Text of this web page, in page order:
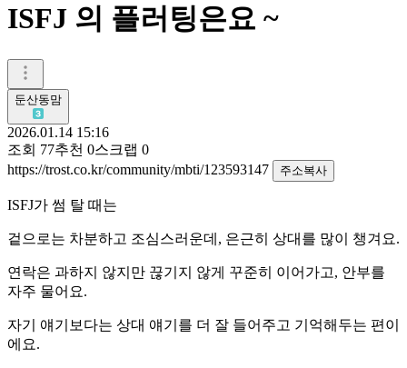
ISFJ 의 플러팅은요 ~
둔산동맘
2026.01.14 15:16
조회 77추천 0스크랩 0
https://trost.co.kr/community/mbti/123593147
주소복사
ISFJ가 썸 탈 때는
겉으로는 차분하고 조심스러운데, 은근히 상대를 많이 챙겨요.
연락은 과하지 않지만 끊기지 않게 꾸준히 이어가고, 안부를
자주 물어요.
자기 얘기보다는 상대 얘기를 더 잘 들어주고 기억해두는 편이
에요.